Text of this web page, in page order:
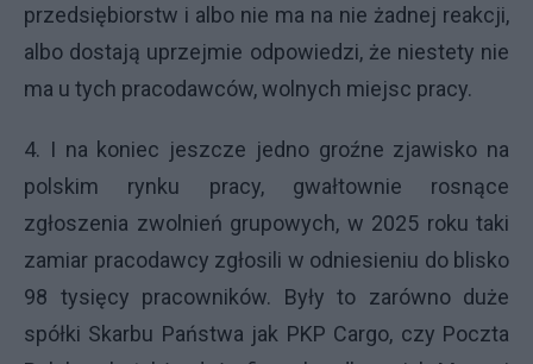
przedsiębiorstw i albo nie ma na nie żadnej reakcji,
albo dostają uprzejmie odpowiedzi, że niestety nie
ma u tych pracodawców, wolnych miejsc pracy.
4. I na koniec jeszcze jedno groźne zjawisko na
polskim rynku pracy, gwałtownie rosnące
zgłoszenia zwolnień grupowych, w 2025 roku taki
zamiar pracodawcy zgłosili w odniesieniu do blisko
98 tysięcy pracowników. Były to zarówno duże
spółki Skarbu Państwa jak PKP Cargo, czy Poczta